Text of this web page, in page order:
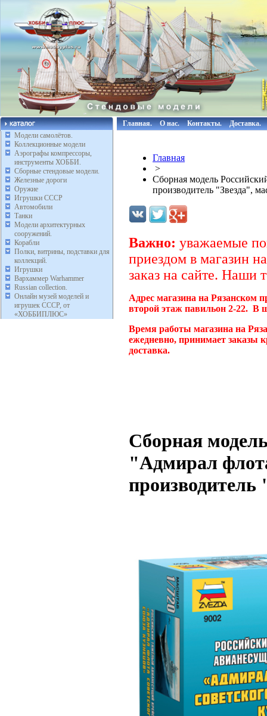
Модели самолётов.
Коллекционные модели
Аэрографы компрессоры,
инструменты ХОББИ.
Сборные стендовые модели.
Железные дороги
Оружие
Игрушки СССР
Автомобили
Танки
Модели архитектурных
сооружений.
Корабли
Полки, витрины, подставки для
коллекций.
Игрушки
Вархаммер Warhammer
Russian collection.
Онлайн музей моделей и
игрушек СССР, от
«ХОББИПЛЮС»
Главная. О нас. Контакты. Доставка.
Главная
>
Сборная модель
производитель "Звезда",
Важно: уважаемые
приездом в магазин
заказ на сайте. Наши
Адрес магазина на Рязанском
второй этаж павильон 2-22. В
Время работы магазина на
ежедневно, принимает заказы
доставка.
Сборная
"Адмирал
производитель